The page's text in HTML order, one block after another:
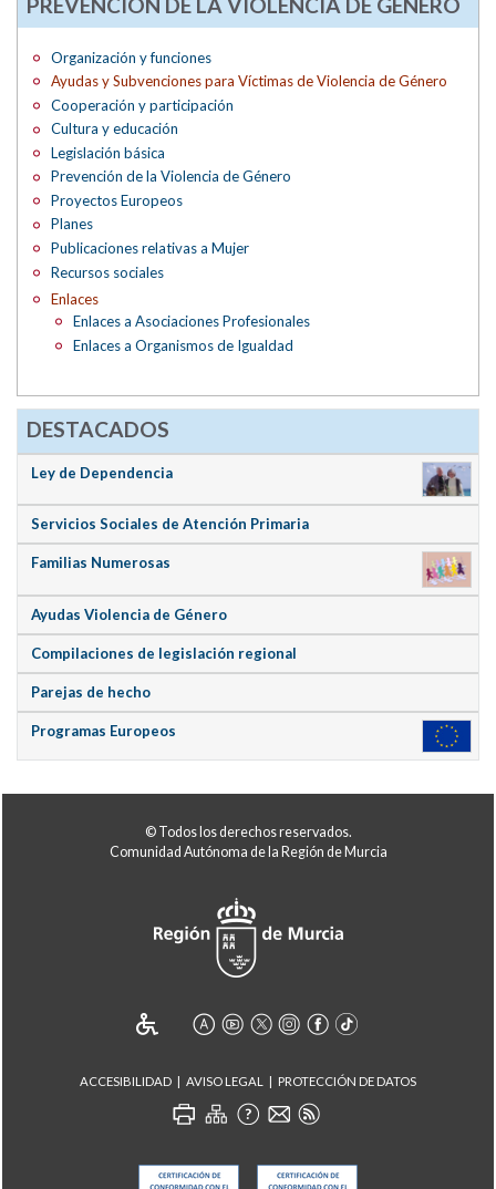
Organización y funciones
Ayudas y Subvenciones para Víctimas de Violencia de Género
Cooperación y participación
Cultura y educación
Legislación básica
Prevención de la Violencia de Género
Proyectos Europeos
Planes
Publicaciones relativas a Mujer
Recursos sociales
Enlaces
Enlaces a Asociaciones Profesionales
Enlaces a Organismos de Igualdad
DESTACADOS
Ley de Dependencia
Servicios Sociales de Atención Primaria
Familias Numerosas
Ayudas Violencia de Género
Compilaciones de legislación regional
Parejas de hecho
Programas Europeos
© Todos los derechos reservados.
Comunidad Autónoma de la Región de Murcia
ACCESIBILIDAD AVISO LEGAL PROTECCIÓN DE DATOS